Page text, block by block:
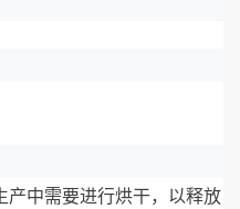
中需要进行烘干，以释放